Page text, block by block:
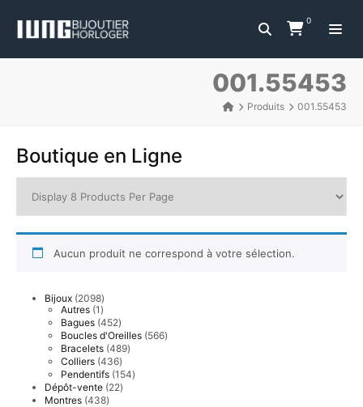
0
001.55453
Produits 001.55453
Boutique en Ligne
Aucun produit ne correspond à votre sélection.
Bijoux 20982098
produits
Autres 1 1
produit
Bagues 452452
produits
Boucles d'Oreilles 566566
Bracelets 489489
Colliers 436436
produits
Pendentifs 154154
Dépôt-vente 2222
Montres 438438